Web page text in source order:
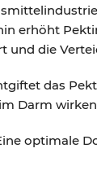
erhöht
und die
das
Darm
optimale